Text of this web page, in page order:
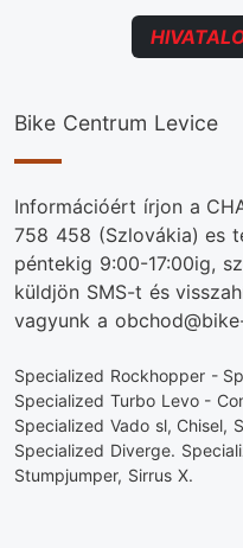
Bike Centrum Levice
Információért írjon a
758 458 (Szlovákia) es
péntekig 9:00-17:00ig,
küldjön SMS-t és
vagyunk a
Specialized Rockhopper -
Specialized Turbo Levo -
Specialized Vado sl, Chisel,
Specialized Diverge.
Stumpjumper, Sirrus X.